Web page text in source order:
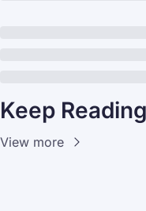
Keep Reading
View more